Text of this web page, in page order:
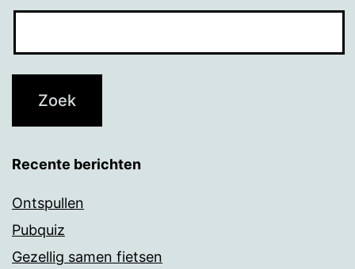
Recente berichten
Ontspullen
Pubquiz
Gezellig samen fietsen